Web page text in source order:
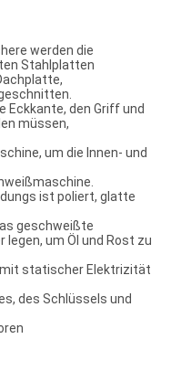
werden die
Stahlplatten
Eckkante, den Griff und
müssen,
um die Innen- und
ist poliert, glatte
geschweißte
legen, um Öl und Rost zu
mit statischer Elektrizität
des Schlüssels und